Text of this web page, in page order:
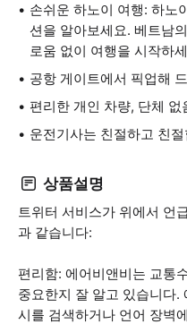
손쉬운 하노이 여행: 하노
션을 알아보세요. 베트남
로움 없이 여행을 시작하
공항 게이트에서 픽업해
편리한 개인 차량, 단체 없
운전기사는 친절하고 친
상품설명
트위터 서비스가 위에서 언
과 같습니다:
편리함: 에어비앤비는 교통
중요한지 잘 알고 있습니다.
시를 검색하거나 언어 장벽